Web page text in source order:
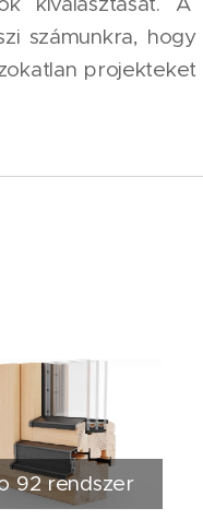
számunkra,
projekteket
92 rendszer